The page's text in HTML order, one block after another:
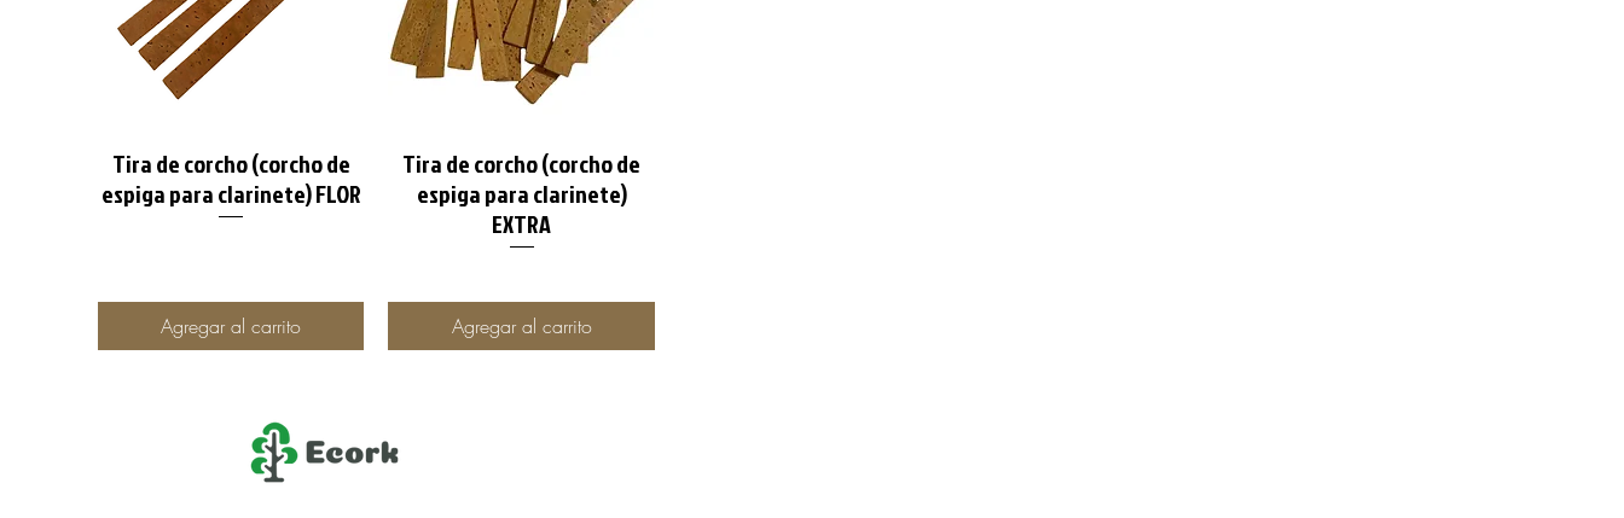
Vista rápida
Tira de corcho (corcho de
espiga para clarinete) FLOR
Agregar al carrito
Vista rápida
Tira de corcho (corcho de
espiga para clarinete)
EXTRA
Agregar al carrito